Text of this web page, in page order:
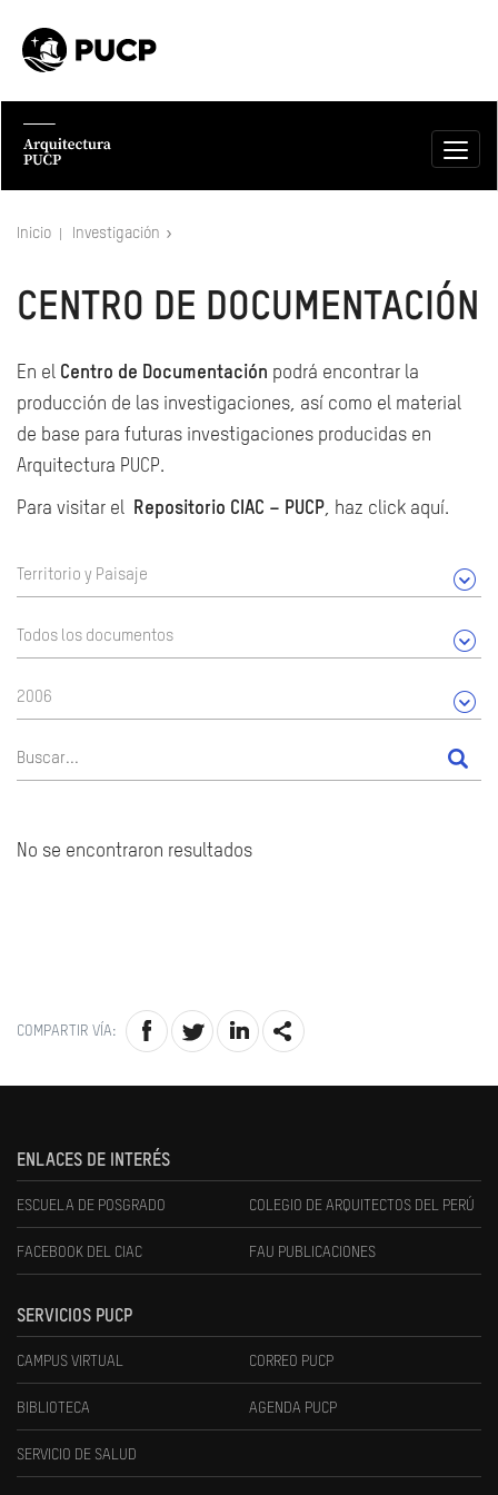
Inicio Investigación
CENTRO DE DOCUMENTACIÓN
En el Centro de Documentación podrá encontrar la
producción de las investigaciones, así como el material
de base para futuras investigaciones producidas en
Arquitectura PUCP.
Para visitar el Repositorio CIAC – PUCP, haz click aquí.
Territorio y Paisaje
Todos los documentos
2006
No se encontraron resultados
COMPARTIR VÍA:
ENLACES DE INTERÉS
ESCUELA DE POSGRADO COLEGIO DE ARQUITECTOS DEL PERÚ
FACEBOOK DEL CIAC FAU PUBLICACIONES
SERVICIOS PUCP
CAMPUS VIRTUAL CORREO PUCP
BIBLIOTECA AGENDA PUCP
SERVICIO DE SALUD